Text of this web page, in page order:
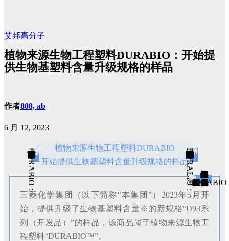
艾邦高分子
植物来源生物工程塑料DURABIO：开始提
供生物基塑料含量升级规格的样品
作者808, ab
6 月 12, 2023
植物来源生物工程塑料DURABIO
开始提供生物基塑料含量升级规格的样品
三菱化学集团（以下简称“本集团”）2023年5月开
始，提供升级了生物基塑料含量※的新规格“D93系
列（开发品）”的样品，该商品属于植物来源生物工
程塑料“DURABIO™”。